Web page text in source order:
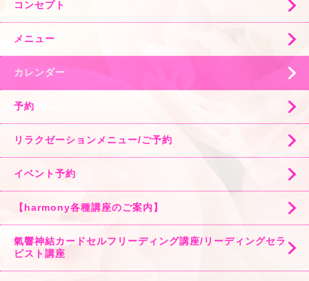
コンセプト
メニュー
カレンダー
予約
リラクゼーションメニュー/ご予約
イベント予約
【harmony各種講座のご案内】
氣響神結カードセルフリーディング講座/リーディングセラ
ピスト講座